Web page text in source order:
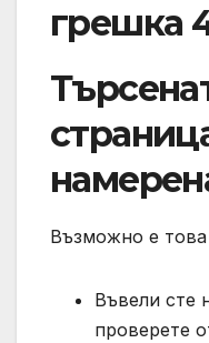
грешка
Възможно е
Въвели сте
проверете